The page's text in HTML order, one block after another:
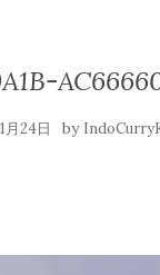
月24日 by